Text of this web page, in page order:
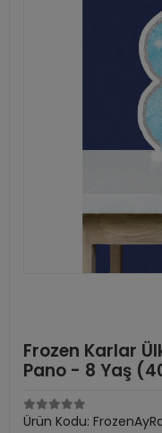
Frozen Karlar
Pano - 8 Yaş
Ürün Kodu: